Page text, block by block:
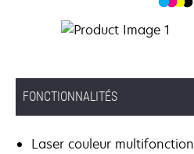
FONCTIONNALITÉS
Laser couleur multifonction